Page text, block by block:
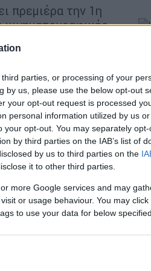
parties, or processing of your
by us, please use the below opt-out
your opt-out request is processed
personal information utilized by us
opt-out. You may separately
by third parties on the IAB’s list of
by us to third parties on the
it to other third parties.
more Google services and may
or usage behaviour. You may
to use your data for below
πρεμιέρα την 1η
13:50
σύντροφος του
- «Μια υπέροχη
λείψει πολύ»
το 2014, όταν
Σαντέρα
Mission Ranch
ιδιοκτησίας